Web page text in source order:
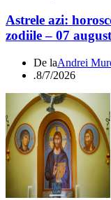
Astrele azi:
zodiile – 07
De laAndrei
.8/7/2026